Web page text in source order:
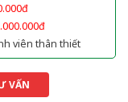
viên thân thiết
VẤN